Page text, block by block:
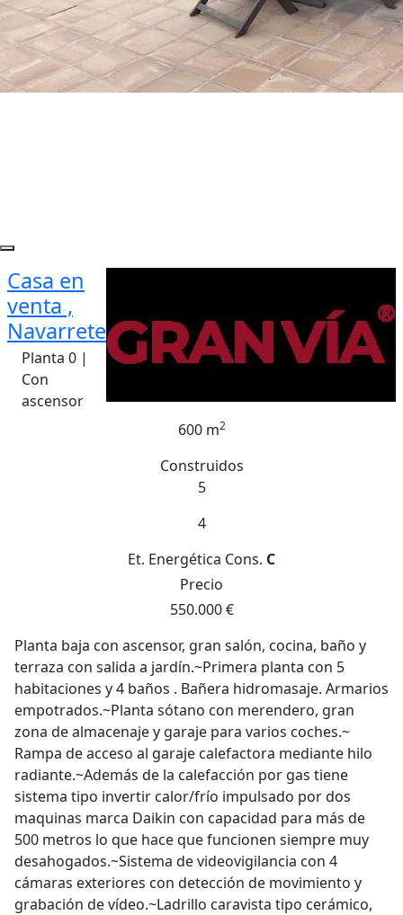
Casa en
venta ,
Navarrete
Planta 0 |
Con
ascensor
600 m2
Construidos
5
4
Et. Energética Cons. C
Precio
550.000 €
Planta baja con ascensor, gran salón, cocina, baño y
terraza con salida a jardín.~Primera planta con 5
habitaciones y 4 baños . Bañera hidromasaje. Armarios
empotrados.~Planta sótano con merendero, gran
zona de almacenaje y garaje para varios coches.~
Rampa de acceso al garaje calefactora mediante hilo
radiante.~Además de la calefacción por gas tiene
sistema tipo invertir calor/frío impulsado por dos
maquinas marca Daikin con capacidad para más de
500 metros lo que hace que funcionen siempre muy
desahogados.~Sistema de videovigilancia con 4
cámaras exteriores con detección de movimiento y
grabación de vídeo.~Ladrillo caravista tipo cerámico,